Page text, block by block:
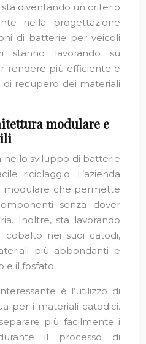
diventando un criterio
nella progettazione
di batterie per veicoli
stanno lavorando su
rendere più efficiente e
di recupero dei materiali
modulare e
nello sviluppo di batterie
riciclaggio. L’azienda
modulare che permette
senza dover
Inoltre, sta lavorando
cobalto nei suoi catodi,
più abbondanti e
e il fosfato.
è l’utilizzo di
per i materiali catodici.
più facilmente i
il processo di